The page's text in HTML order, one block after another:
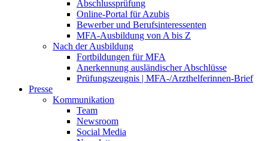
Abschlussprüfung
Online-Portal für Azubis
Bewerber und Berufsinteressenten
MFA-Ausbildung von A bis Z
Nach der Ausbildung
Fortbildungen für MFA
Anerkennung ausländischer Abschlüsse
Prüfungszeugnis | MFA-/Arzthelferinnen-Brief
Presse
Kommunikation
Team
Newsroom
Social Media